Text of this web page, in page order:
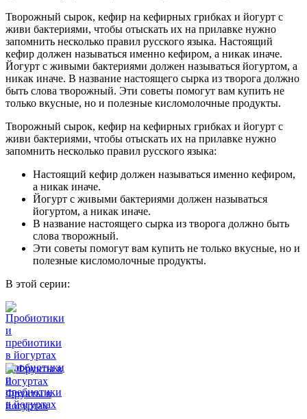
Творожный сырок, кефир на кефирных грибках и йогурт с
живи бактериями, чтобы отыскать их на прилавке нужно
запомнить несколько правил русского языка. Настоящий
кефир должен называться именно кефиром, а никак иначе.
Йогурт с живыми бактериями должен называться йогуртом, а
никак иначе. В название настоящего сырка из творога должно
быть слова творожный. Эти советы помогут вам купить не
только вкусные, но и полезные кисломолочные продукты.
Творожный сырок, кефир на кефирных грибках и йогурт с
живи бактериями, чтобы отыскать их на прилавке нужно
запомнить несколько правил русского языка:
Настоящий кефир должен называться именно кефиром,
а никак иначе.
Йогурт с живыми бактериями должен называться
йогуртом, а никак иначе.
В название настоящего сырка из творога должно быть
слова творожный.
Эти советы помогут вам купить не только вкусные, но и
полезные кисломолочные продукты.
В этой серии:
Пробиотики
и
пребиотики
в йогуртах
Фрукты в
йогуртах